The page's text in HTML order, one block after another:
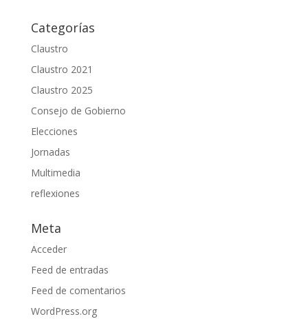
Categorías
Claustro
Claustro 2021
Claustro 2025
Consejo de Gobierno
Elecciones
Jornadas
Multimedia
reflexiones
Meta
Acceder
Feed de entradas
Feed de comentarios
WordPress.org